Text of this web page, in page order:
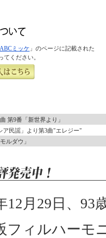
ABCミッケ 」のページに記載された
ください。
第9番「新世界より」
ア民謡」より第3曲"エレジー"
ルダウ」
12月29日、93
フィルハーモ